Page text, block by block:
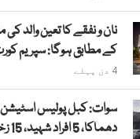
نان و نفقے کا تعین والد
کے مطابق ہوگا: سپریم
4 دن پہلے
سوات: کبل پولیس
دھماکا، 5 افراد شہید، 15 زخمی